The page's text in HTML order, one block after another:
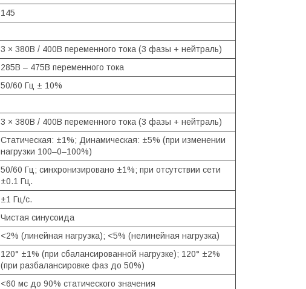
145
3 × 380В / 400В переменного тока (3 фазы + нейтраль)
285В – 475В переменного тока
50/60 Гц ± 10%
3 × 380В / 400В переменного тока (3 фазы + нейтраль)
Статическая: ±1%; Динамическая: ±5% (при изменении
нагрузки 100–0–100%)
50/60 Гц; синхронизировано ±1%; при отсутствии сети
±0.1 Гц.
±1 Гц/с.
Чистая синусоида
<2% (линейная нагрузка); <5% (нелинейная нагрузка)
120° ±1% (при сбалансированной нагрузке); 120° ±2%
(при разбалансировке фаз до 50%)
<60 мс до 90% статического значения